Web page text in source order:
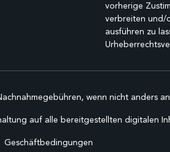
vorherige
verbreiten und/
ausführen zu
wenn nicht anders
auf alle bereitgestellten digitalen
Geschäftbedingungen